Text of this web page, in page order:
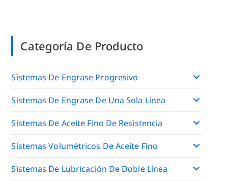
Categoría De Producto
Sistemas De Engrase Progresivo
Sistemas De Engrase De Una Sola Línea
Sistemas De Aceite Fino De Resistencia
Sistemas Volumétricos De Aceite Fino
Sistemas De Lubricación De Doble Línea